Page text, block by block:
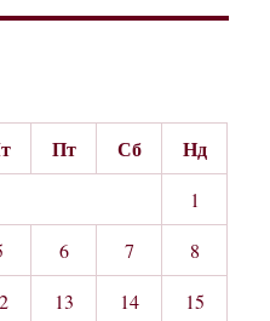
Пт Сб Нд
1
6 7
8
13 14 15